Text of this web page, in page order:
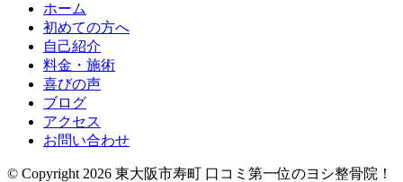
ホーム
初めての方へ
自己紹介
料金・施術
喜びの声
ブログ
アクセス
お問い合わせ
© Copyright 2026 東大阪市寿町 口コミ第一位のヨシ整骨院！